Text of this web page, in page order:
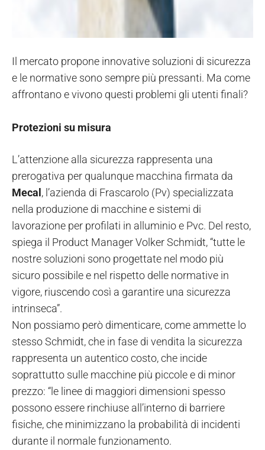
Il mercato propone innovative soluzioni di sicurezza
e le normative sono sempre più pressanti. Ma come
affrontano e vivono questi problemi gli utenti finali?
Protezioni su misura
L’attenzione alla sicurezza rappresenta una
prerogativa per qualunque macchina firmata da
Mecal , l’azienda di Frascarolo (Pv) specializzata
nella produzione di macchine e sistemi di
lavorazione per profilati in alluminio e Pvc. Del resto,
spiega il Product Manager Volker Schmidt, “tutte le
nostre soluzioni sono progettate nel modo più
sicuro possibile e nel rispetto delle normative in
vigore, riuscendo così a garantire una sicurezza
intrinseca”.
Non possiamo però dimenticare, come ammette lo
stesso Schmidt, che in fase di vendita la sicurezza
rappresenta un autentico costo, che incide
soprattutto sulle macchine più piccole e di minor
prezzo: “le linee di maggiori dimensioni spesso
possono essere rinchiuse all’interno di barriere
fisiche, che minimizzano la probabilità di incidenti
durante il normale funzionamento.